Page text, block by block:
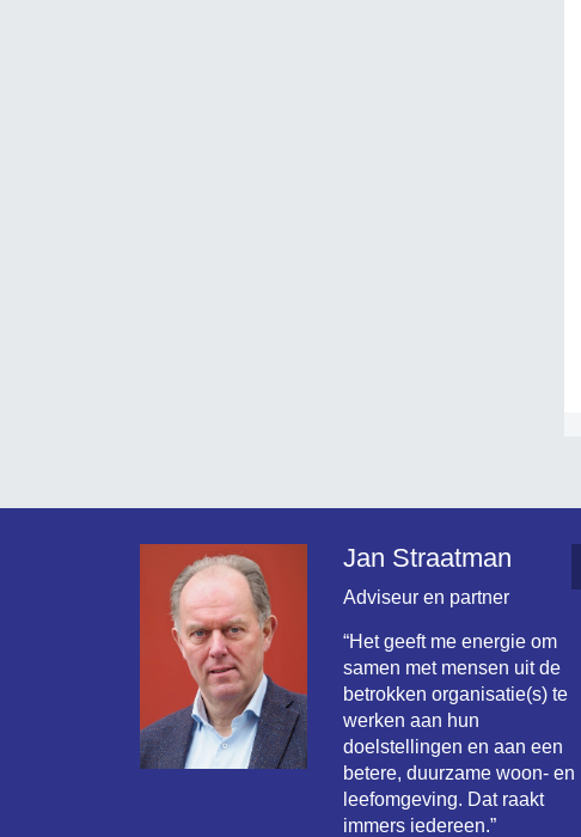
Jan Straatman
Adviseur en partner
“Het geeft me energie om
samen met mensen uit de
betrokken organisatie(s) te
werken aan hun
doelstellingen en aan een
betere, duurzame woon- en
leefomgeving. Dat raakt
immers iedereen.”